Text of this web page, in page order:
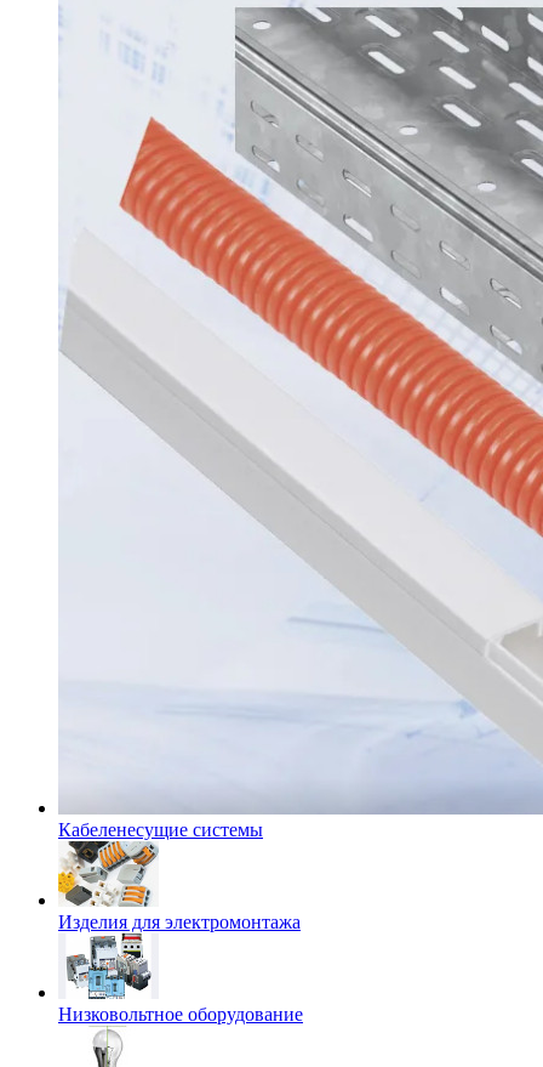
Кабеленесущие системы
Изделия для электромонтажа
Низковольтное оборудование